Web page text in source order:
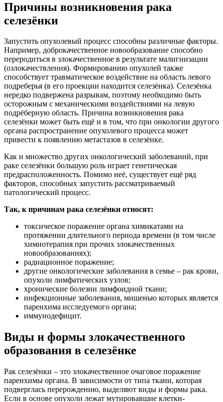
Причины возникновения рака
селезёнки
Запустить опухолевый процесс способны различные факторы.
Например, доброкачественное новообразование способно
переродиться в злокачественное в результате малигнизации
(озлокачествления). Формированию опухолей также
способствует травматическое воздействие на область левого
подреберья (в его проекции находится селезёнка). Селезёнка
нередко подвержена разрывам, поэтому необходимо быть
осторожным с механическими воздействиями на левую
подрёберную область. Причина возникновения рака
селезёнки может быть ещё и в том, что при онкологии другого
органа распространение опухолевого процесса может
привести к появлению метастазов в селезёнке.
Как и множество других онкологический заболеваний, при
раке селезёнки большую роль играет генетическая
предрасположенность. Помимо неё, существует ещё ряд
факторов, способных запустить рассматриваемый
патологический процесс.
Так, к причинам рака селезёнки относят:
токсическое поражение органа химикатами на
протяжении длительного периода времени (в том числе
химиотерапия при прочих злокачественных
новообразованиях);
радиационное поражение;
другие онкологические заболевания в семье – рак крови,
опухоли лимфатических узлов;
хронические болезни лимфоидной ткани;
инфекционные заболевания, мишенью которых является
паренхима исследуемого органа;
иммунодефицит.
Виды и формы злокачественного
образования в селезёнке
Рак селезёнки – это злокачественное очаговое поражение
паренхимы органа. В зависимости от типа ткани, которая
подверглась перерождению, выделяют виды и формы рака.
Если в основе опухоли лежат мутировавшие клетки-